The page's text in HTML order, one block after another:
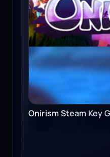
Onirism Steam Key